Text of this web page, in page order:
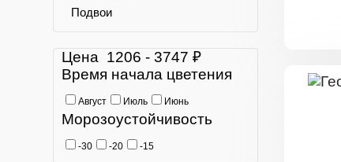
Подвои
Цена 1206 - 3747 ₽
Время начала цветения
Август Июль Июнь
Морозоустойчивость
-30 -20 -15